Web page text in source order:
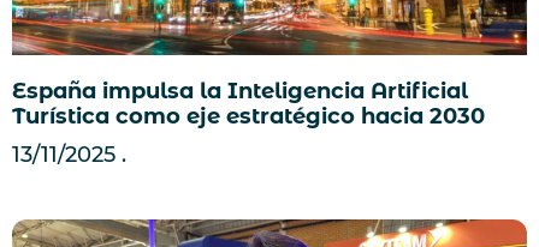
España impulsa la Inteligencia Artificial
Turística como eje estratégico hacia 2030
13/11/2025